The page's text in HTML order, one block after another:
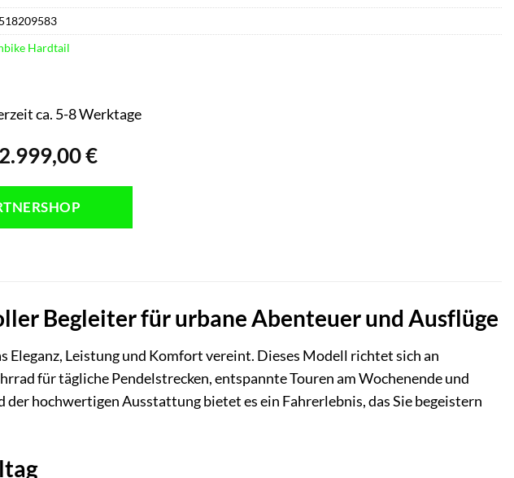
Ursprünglicher
€
2.999,00€Aktueller
ca. 5-8 Werktage
Hardtail
Begleiter für urbane Abenteuer und Ausflüge
Eleganz, Leistung und Komfort vereint. Dieses Modell richtet sich an
für tägliche Pendelstrecken, entspannte Touren am Wochenende und
hochwertigen Ausstattung bietet es ein Fahrerlebnis, das Sie begeistern